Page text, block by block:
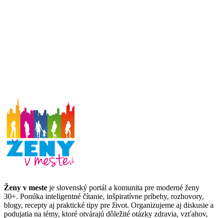
Ženy v meste je slovenský portál a komunita pre moderné ženy
30+. Ponúka inteligentné čítanie, inšpiratívne príbehy, rozhovory,
blogy, recepty aj praktické tipy pre život. Organizujeme aj diskusie a
podujatia na témy, ktoré otvárajú dôležité otázky zdravia, vzťahov,